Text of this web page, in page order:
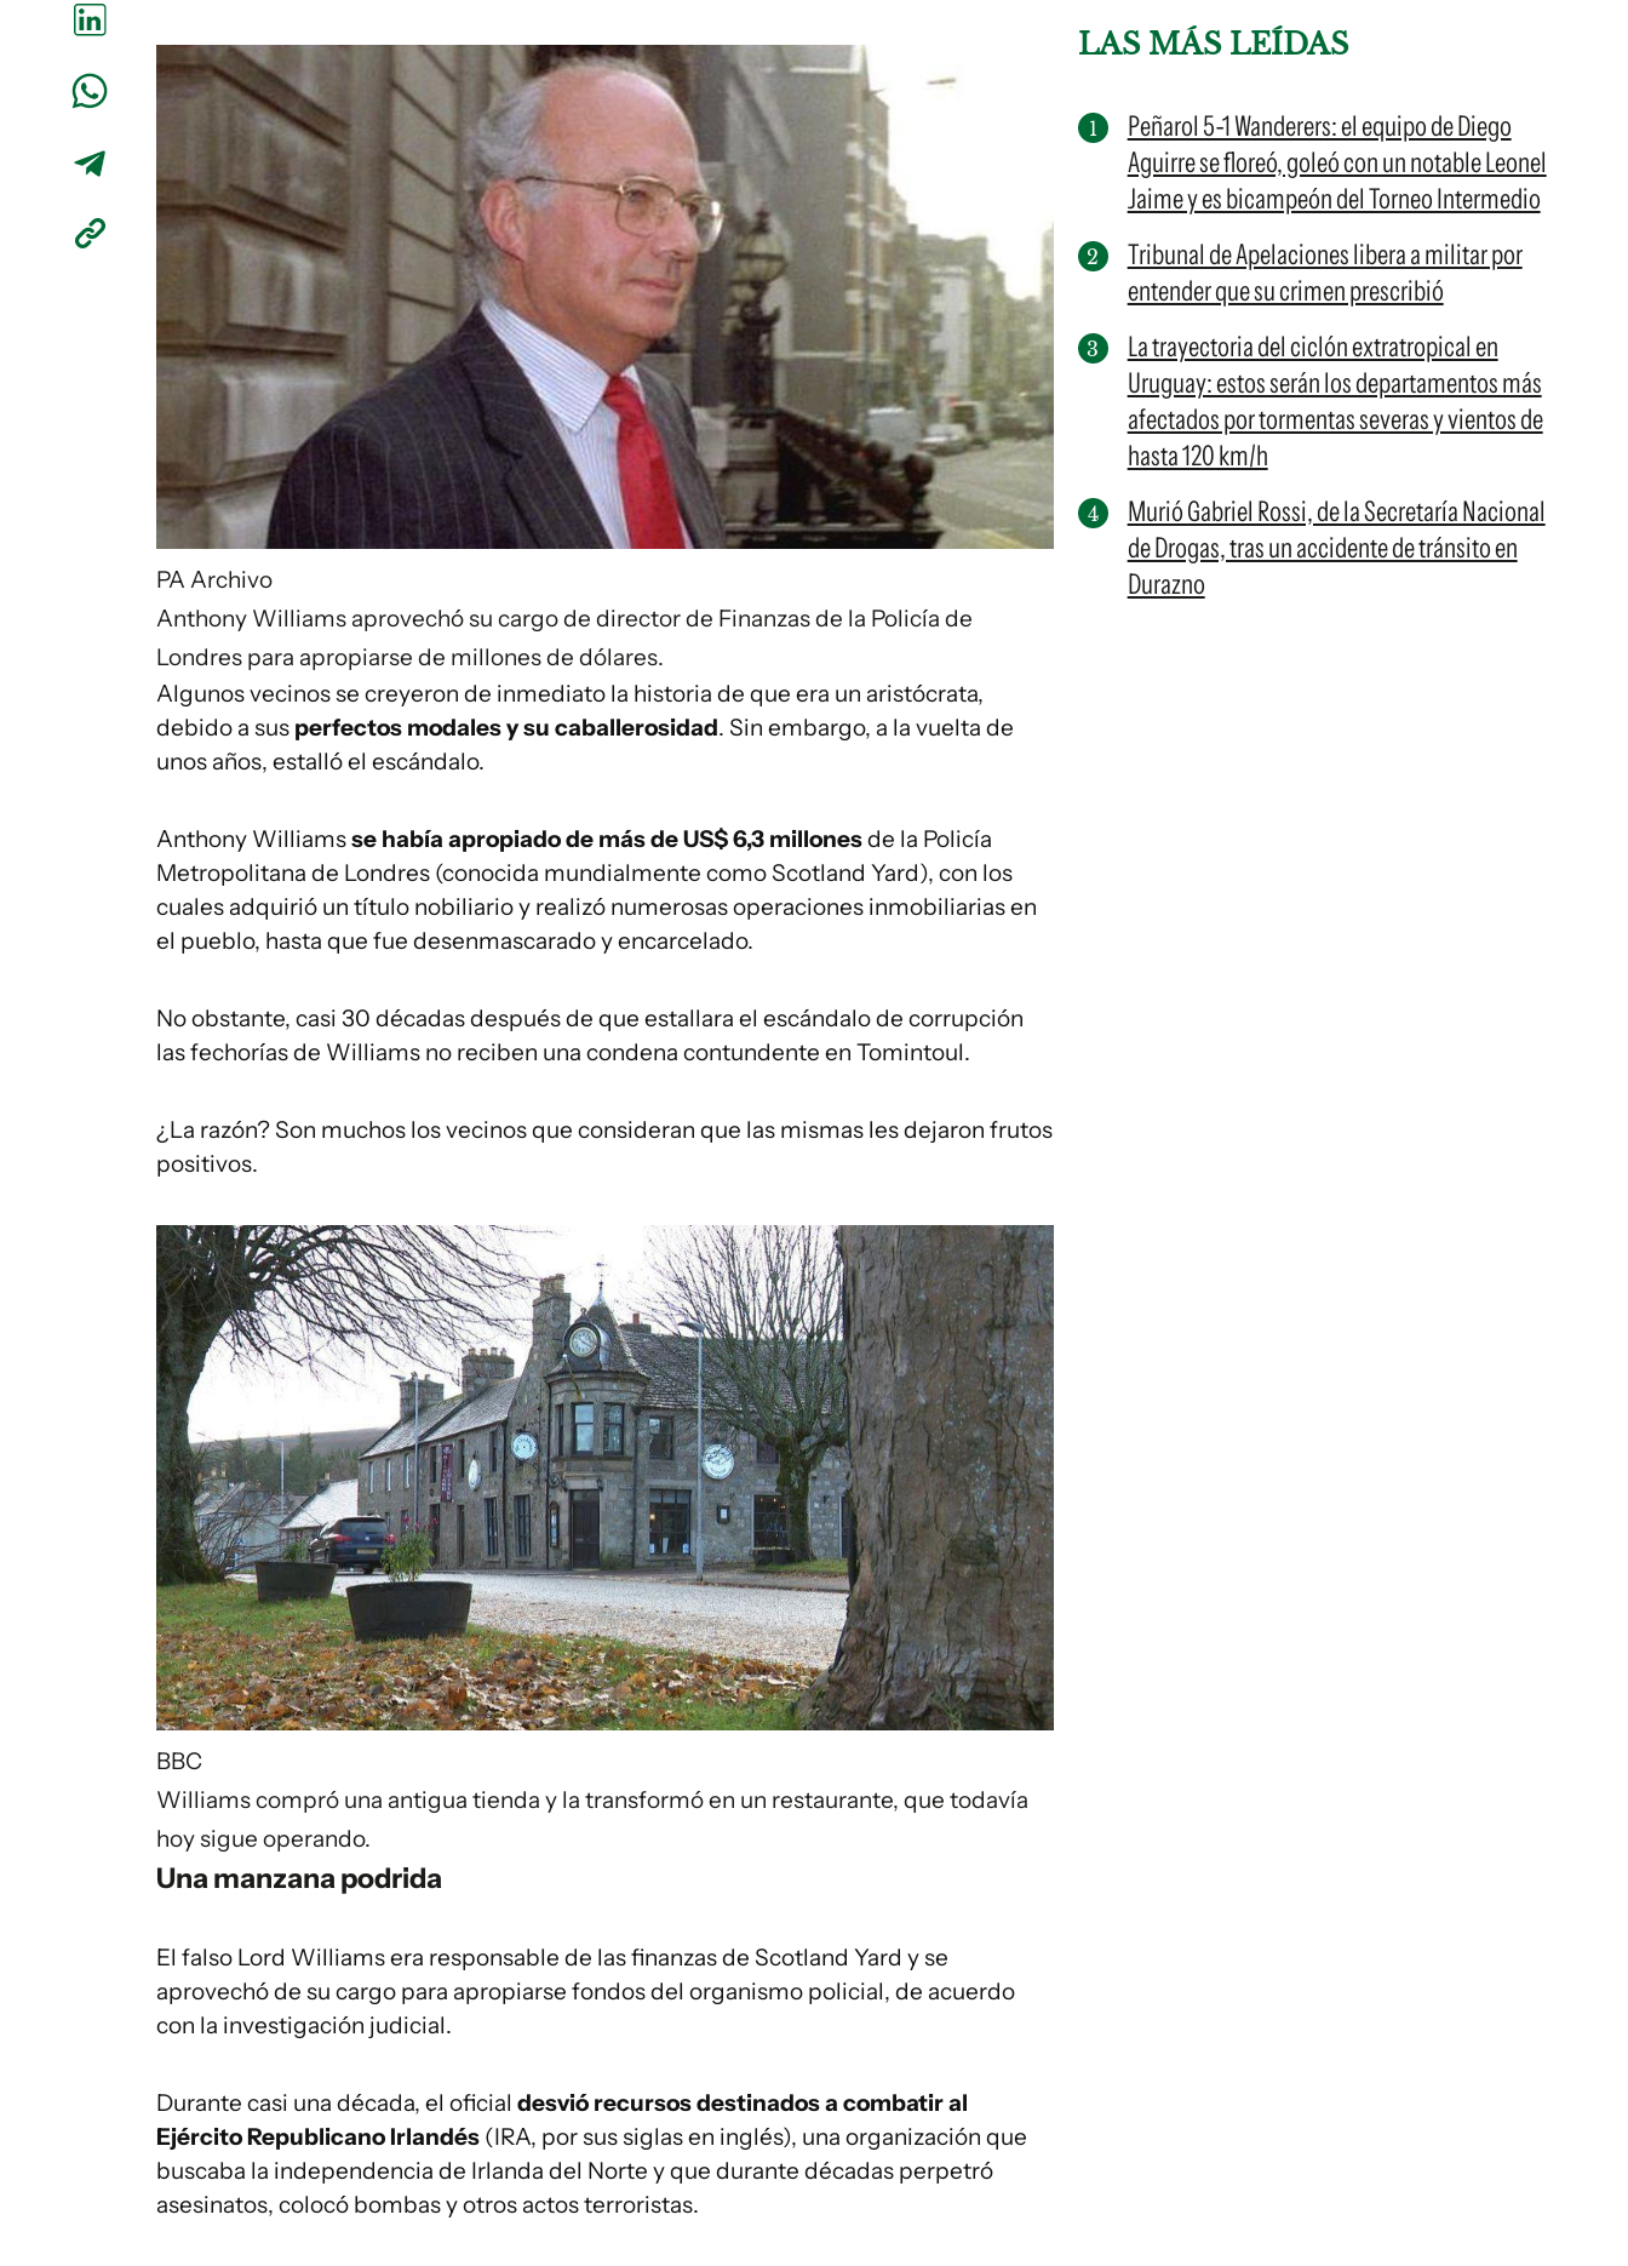
PA Archivo
Anthony Williams aprovechó su cargo de director de Finanzas de la Policía de
Londres para apropiarse de millones de dólares.
Algunos vecinos se creyeron de inmediato la historia de que era un aristócrata,
debido a sus perfectos modales y su caballerosidad. Sin embargo, a la vuelta de
unos años, estalló el escándalo.
Anthony Williamsse había apropiado de más de US$ 6,3 millonesde la Policía
Metropolitana de Londres (conocida mundialmente como Scotland Yard), con los
cuales adquirió un título nobiliario y realizó numerosas operaciones inmobiliarias en
el pueblo, hasta que fue desenmascarado y encarcelado.
No obstante, casi 30 décadas después de que estallara el escándalo de corrupción
las fechorías de Williams no reciben una condena contundente en Tomintoul.
¿La razón? Son muchos los vecinos que consideran que las mismas les dejaron frutos
positivos.
BBC
Williams compró una antigua tienda y la transformó en un restaurante, que todavía
hoy sigue operando.
Una manzana podrida
El falso Lord Williams era responsable de las finanzas de Scotland Yard y se
aprovechó de su cargo para apropiarse fondos del organismo policial, de acuerdo
con la investigación judicial.
Durante casi una década, el oficial desvió recursos destinados a combatir al
Ejército Republicano Irlandés (IRA, por sus siglas en inglés), una organización que
buscaba la independencia de Irlanda del Norte y que durante décadas perpetró
asesinatos, colocó bombas y otros actos terroristas.
LAS MÁS LEÍDAS
Peñarol 5-1 Wanderers: el equipo de Diego
Aguirre se floreó, goleó con un notable Leonel
Jaime y es bicampeón del Torneo Intermedio
Tribunal de Apelaciones libera a militar por
entender que su crimen prescribió
La trayectoria del ciclón extratropical en
Uruguay: estos serán los departamentos más
afectados por tormentas severas y vientos de
hasta 120 km/h
Murió Gabriel Rossi, de la Secretaría Nacional
de Drogas, tras un accidente de tránsito en
Durazno